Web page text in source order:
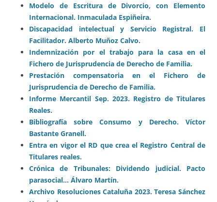
Modelo de Escritura de Divorcio, con Elemento
Internacional. Inmaculada Espiñeira.
Discapacidad intelectual y Servicio Registral. El
Facilitador. Alberto Muñoz Calvo.
Indemnización por el trabajo para la casa en el
Fichero de Jurisprudencia de Derecho de Familia.
Prestación compensatoria en el Fichero de
Jurisprudencia de Derecho de Familia.
Informe Mercantil Sep. 2023. Registro de Titulares
Reales.
Bibliografía sobre Consumo y Derecho. Víctor
Bastante Granell.
Entra en vigor el RD que crea el Registro Central de
Titulares reales.
Crónica de Tribunales: Dividendo judicial. Pacto
parasocial… Álvaro Martín.
Archivo Resoluciones Cataluña 2023. Teresa Sánchez